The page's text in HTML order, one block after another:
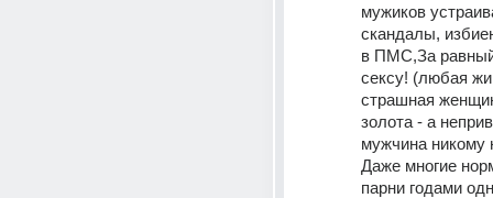
мужиков
скандалы,
в ПМС,За
сексу! (любая
страшная
золота - а
мужчина никому
Даже многие
парни годами